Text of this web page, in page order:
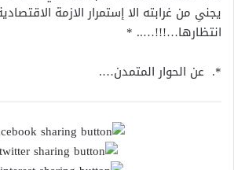
يجنىِ من غرابته الا إستمرار الازمة
انتظارها…!!!….. *
*. عن الحوار المتمدن….